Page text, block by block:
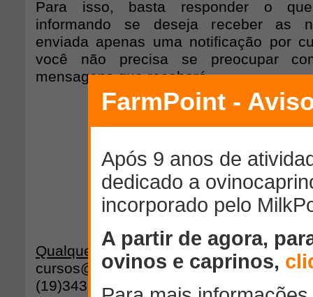
Para isso, basta responder o
informando se deseja receber as
enviada apenas uma notificação por
você não precisa se preocupar
mensagens que receberá.
Qualquer dúvida entre em contato:
cursos@agripoint.com.br
(19)3432-2199